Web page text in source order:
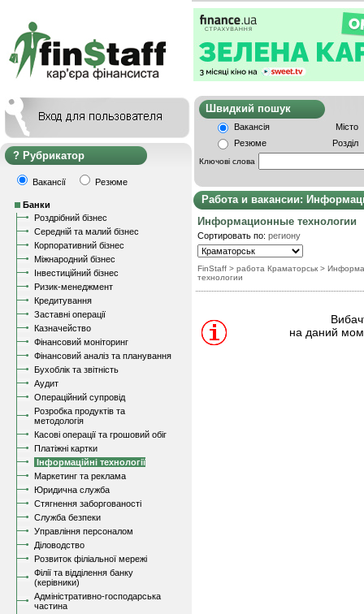
Рубрикатор
Вакансії Резюме
Банки
Роздрібний бізнес
Середній та малий бізнес
Корпоративний бізнес
Міжнародний бізнес
Інвестиційний бізнес
Ризик-менеджмент
Кредитування
Заставні операції
Казначейство
Фінансовий моніторинг
Фінансовий аналіз та планування
Бухоблік та звітність
Аудит
Операційний супровід
Розробка продуктів та
методологія
Касові операції та грошовий обіг
Платіжні картки
Інформаційні технології
Маркетинг та реклама
Юридична служба
Стягнення заборгованості
Служба безпеки
Управління персоналом
Діловодство
Розвиток філіальної мережі
Філії та відділення банку
(керівники)
Адміністративно-господарська
частина
Швидкий
Вакансія
Місто
Резюме
Розділ
Ключові слова
Работа и вакансии:
Информационные технологии
Сортировать по: региону
FinStaff > работа Краматорськ >
технологии
на даний